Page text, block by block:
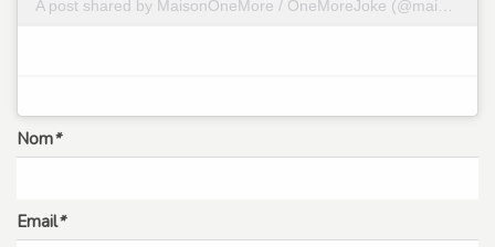
Nom*
Email*